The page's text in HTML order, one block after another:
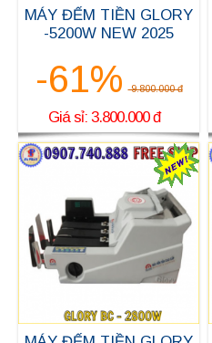
MÁY ĐẾM TIỀN GLORY
-5200W NEW 2025
-61% 9.800.000 đ
Giá sỉ: 3.800.000 đ